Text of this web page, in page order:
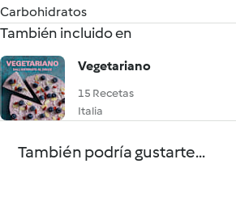
Carbohidratos
También incluido en
Vegetariano
15 Recetas
Italia
También podría gustarte...